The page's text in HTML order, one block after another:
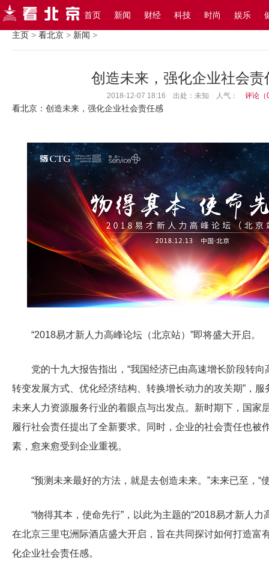
首页 新闻 财经 科技 时尚 娱乐搜索
主页 > 看北京 > 新闻 >
创造未来，强化企业社会责
2018-12-07 18:16 出处：未知 人气： 评论（
看北京 ：创造未来，强化企业社会责任感
“2018易才新人力高峰论坛（北京站）”即将盛大开启。
党的十九大报告指出，“我国经济已由高速增长阶段转
转变发展方式、优化经济结构、转换增长动力的攻关期”，
未来人力资源服务行业的着眼点与出发点。新时期下，国家
履行社会责任提出了全新要求。同时，企业的社会责任也被
素，愈来愈受到企业重视。
“预测未来最好的方法，就是去创造未来。”未来已至，“
“物得其本，使命先行”，以此为主题的“2018易才新人力
在北京三里屯洲际酒店盛大开启，旨在共同探讨如何打造富
化企业社会责任感。